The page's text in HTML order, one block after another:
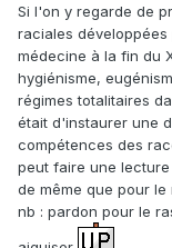
Si l'on y regarde de
raciales
médecine à la fin du
hygiénisme,
régimes totalitaires
était d'instaurer une
compétences des
peut faire une
de même que pour le
nb : pardon pour le